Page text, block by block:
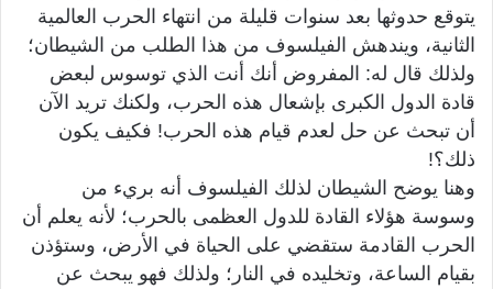
يتوقع حدوثها بعد سنوات قليلة من انتهاء الحرب العالمية
الثانية، ويندهش الفيلسوف من هذا الطلب من الشيطان؛
ولذلك قال له: المفروض أنك أنت الذي توسوس لبعض
قادة الدول الكبرى بإشعال هذه الحرب، ولكنك تريد الآن
أن تبحث عن حل لعدم قيام هذه الحرب! فكيف يكون
ذلك؟!
وهنا يوضح الشيطان لذلك الفيلسوف أنه بريء من
وسوسة هؤلاء القادة للدول العظمى بالحرب؛ لأنه يعلم أن
الحرب القادمة ستقضي على الحياة في الأرض، وستؤذن
بقيام الساعة، وتخليده في النار؛ ولذلك فهو يبحث عن